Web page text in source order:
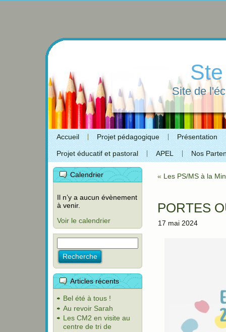
Site de
Accueil Projet pédagogique Présentation
Projet éducatif et pastoral APEL Nos
Calendrier
Il n’y a aucun évènement
à venir.
Voir le calendrier
Articles récents
Bel été à tous !
Au revoir Sarah
Les CM2 en visite au
centre de tri de
« Les PS/MS à la
PORTES
17 mai 2024